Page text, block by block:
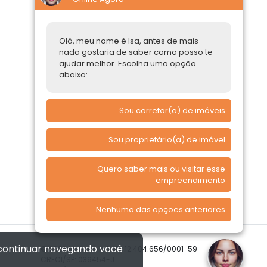
Olá, meu nome é Isa, antes de mais
nada gostaria de saber como posso te
ajudar melhor. Escolha uma opção
abaixo:
Sou corretor(a) de imóveis
Sou proprietário(a) de imóvel
Quero saber mais ou visitar esse
empreendimento
Nenhuma das opções anteriores
Comprar ou alugar
Quero Comprar
© 2026 Imóvelp • CNPJ 12.404.656/0001-59
navegando você